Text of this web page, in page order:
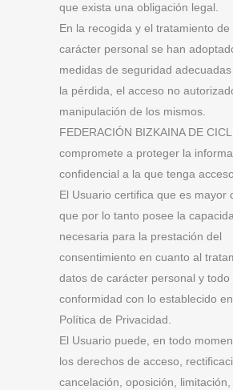
que exista una obligación legal.
En la recogida y el tratamiento de
carácter personal se han
medidas de seguridad
la pérdida, el acceso no
manipulación de los mismos.
FEDERACIÓN BIZKAINA DE
compromete a proteger la
confidencial a la que tenga acceso.
El Usuario certifica que es mayor
que por lo tanto posee la
necesaria para la prestación del
consentimiento en cuanto al
datos de carácter personal y todo
conformidad con lo establecido
Política de Privacidad.
El Usuario puede, en todo
los derechos de acceso,
cancelación, oposición,